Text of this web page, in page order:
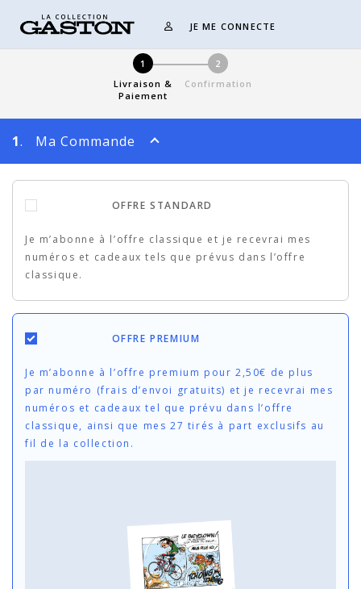
JE ME CONNECTE
1
Livraison &
Paiement
2
Confirmation
1. Ma Commande
OFFRE STANDARD
Je m’abonne à l’offre classique et je recevrai mes
numéros et cadeaux tels que prévus dans l’offre
classique.
OFFRE PREMIUM
Je m’abonne à l’offre premium pour 2,50€ de plus
par numéro (frais d’envoi gratuits) et je recevrai mes
numéros et cadeaux tel que prévu dans l’offre
classique, ainsi que mes 27 tirés à part exclusifs au
fil de la collection.